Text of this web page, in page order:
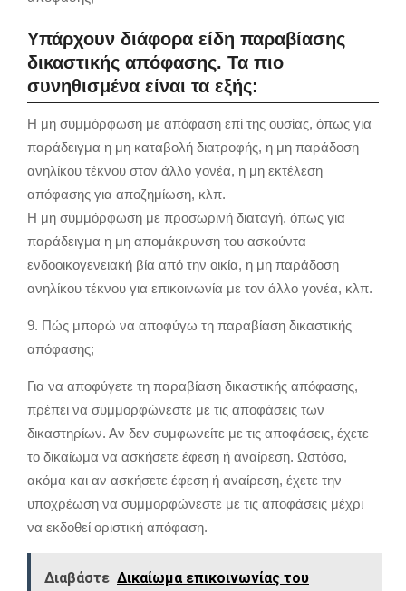
Υπάρχουν διάφορα είδη παραβίασης
δικαστικής απόφασης. Τα πιο
συνηθισμένα είναι τα εξής:
Η μη συμμόρφωση με απόφαση επί της ουσίας, όπως για
παράδειγμα η μη καταβολή διατροφής, η μη παράδοση
ανηλίκου τέκνου στον άλλο γονέα, η μη εκτέλεση
απόφασης για αποζημίωση, κλπ.
Η μη συμμόρφωση με προσωρινή διαταγή, όπως για
παράδειγμα η μη απομάκρυνση του ασκούντα
ενδοοικογενειακή βία από την οικία, η μη παράδοση
ανηλίκου τέκνου για επικοινωνία με τον άλλο γονέα, κλπ.
9. Πώς μπορώ να αποφύγω τη παραβίαση δικαστικής
απόφασης;
Για να αποφύγετε τη παραβίαση δικαστικής απόφασης,
πρέπει να συμμορφώνεστε με τις αποφάσεις των
δικαστηρίων. Αν δεν συμφωνείτε με τις αποφάσεις, έχετε
το δικαίωμα να ασκήσετε έφεση ή αναίρεση. Ωστόσο,
ακόμα και αν ασκήσετε έφεση ή αναίρεση, έχετε την
υποχρέωση να συμμορφώνεστε με τις αποφάσεις μέχρι
να εκδοθεί οριστική απόφαση.
Διαβάστε Δικαίωμα επικοινωνίας του